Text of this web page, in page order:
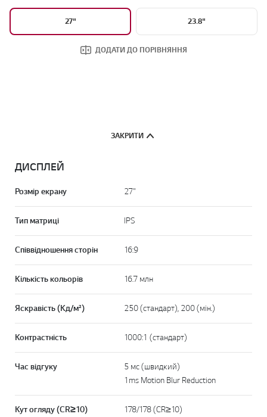
27" 23.8"
ДОДАТИ ДО ПОРІВНЯННЯ
ЗАКРИТИ
ДИСПЛЕЙ
Розмір екрану 27"
Тип матриці IPS
Співвідношення сторін 16:9
Кількість кольорів 16.7 млн
Яскравість (Кд/м²) 250 (стандарт), 200 (мін.)
Контрастність 1000:1 (стандарт)
Час відгуку
5 мс (швидкий)
1ms Motion Blur Reduction
Кут огляду (CR≥10) 178/178 (CR≥10)